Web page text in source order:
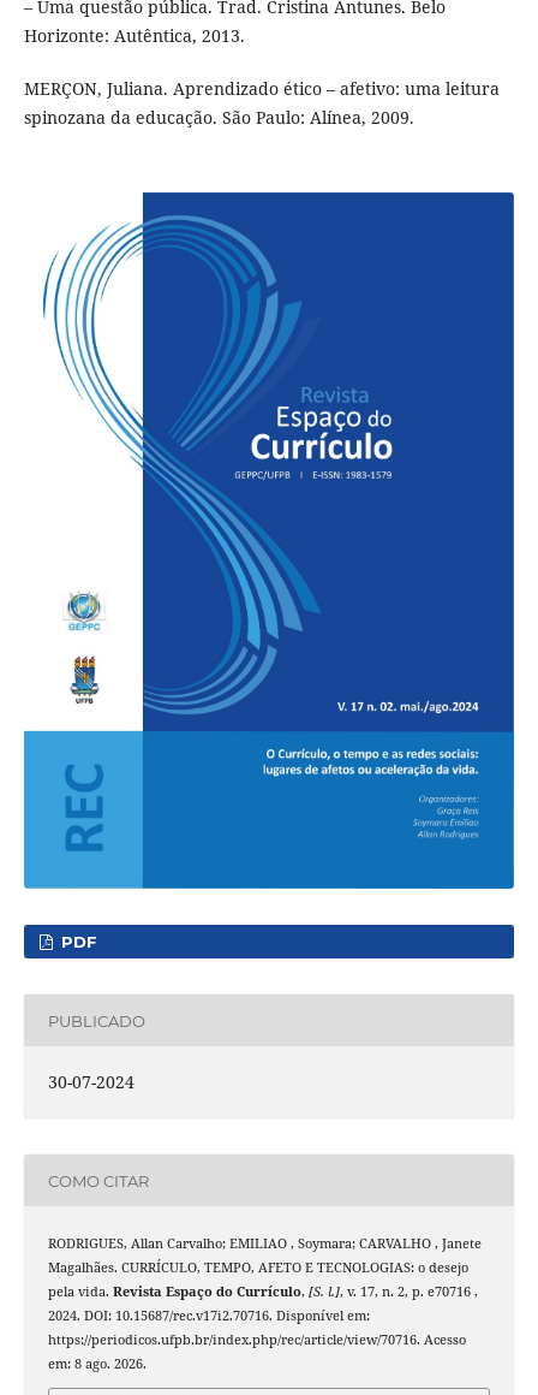
– Uma questão pública. Trad. Cristina Antunes. Belo
Horizonte: Autêntica, 2013.
MERÇON, Juliana. Aprendizado ético – afetivo: uma leitura
spinozana da educação. São Paulo: Alínea, 2009.
PDF
PUBLICADO
30-07-2024
COMO CITAR
RODRIGUES, Allan Carvalho; EMILIAO , Soymara; CARVALHO , Janete
Magalhães. CURRÍCULO, TEMPO, AFETO E TECNOLOGIAS: o desejo
pela vida. Revista Espaço do Currículo, [S. l.], v. 17, n. 2, p. e70716 ,
2024. DOI: 10.15687/rec.v17i2.70716. Disponível em:
https://periodicos.ufpb.br/index.php/rec/article/view/70716. Acesso
em: 8 ago. 2026.